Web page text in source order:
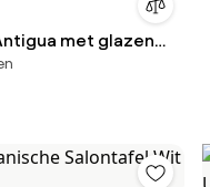
met glazen